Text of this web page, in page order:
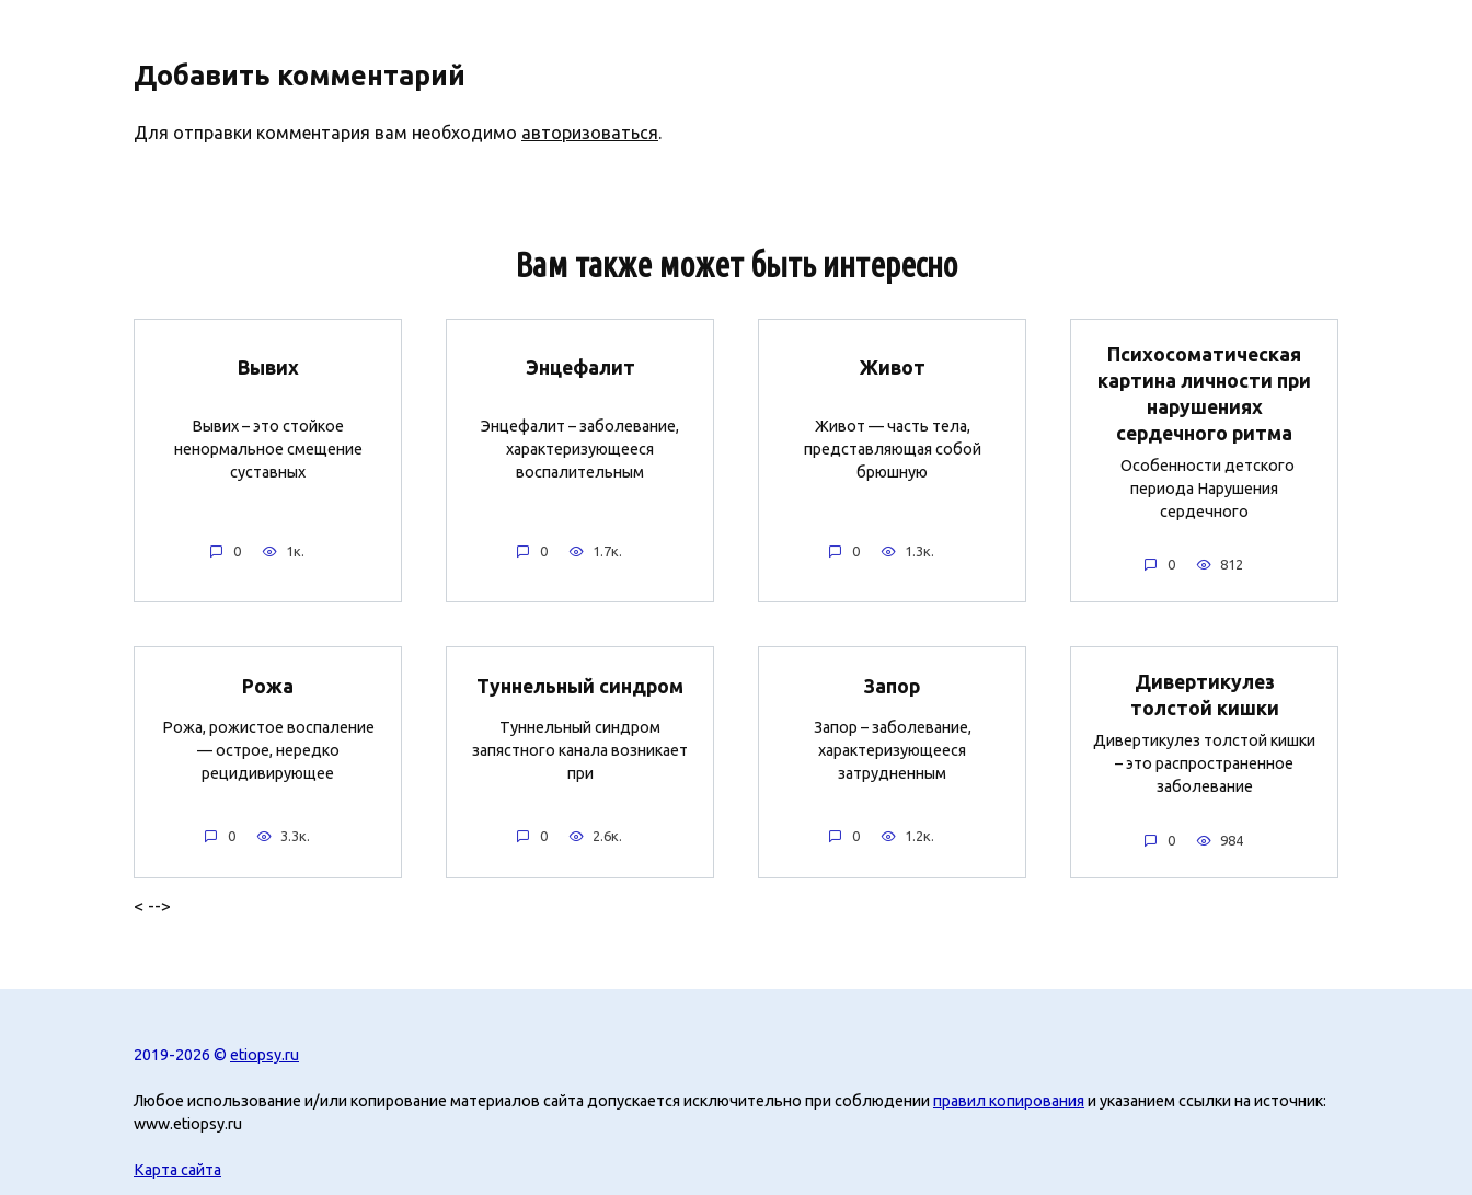
Добавить комментарий
Для отправки комментария вам необходимо авторизоваться
Вам также может быть интересно
Вывих
Вывих – это стойкое
ненормальное смещение
суставных
0 1к.
Энцефалит
Энцефалит – заболевание,
характеризующееся
воспалительным
0 1.7к.
Живот
Живот — часть тела,
представляющая собой
брюшную
0 1.3к.
Психосоматическая
картина личности при
нарушениях
сердечного ритма
Особенности детского
периода Нарушения
сердечного
0 812
Рожа
Рожа, рожистое воспаление
— острое, нередко
рецидивирующее
0 3.3к.
Туннельный синдром
Туннельный синдром
запястного канала возникает
при
0 2.6к.
Запор
Запор – заболевание,
характеризующееся
затрудненным
0 1.2к.
Дивертикулез
толстой кишки
Дивертикулез толстой кишки
– это распространенное
заболевание
0 984
< -->
2019-2026 © etiopsy.ru
Любое использование и/или копирование материалов сайта допускается исключительно при соблюденииправил копирования и указанием ссылки на источник:
www.etiopsy.ru
Карта сайта